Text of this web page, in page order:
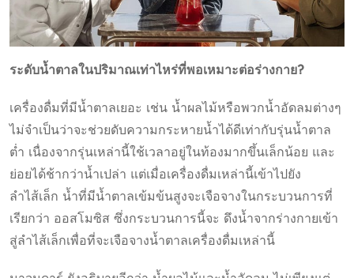
ระดับน้ำตาลในปริมาณเท่าไหร่ที่พอเหมาะต่อร่างกาย?
เครื่องดื่มที่มีน้ำตาลเยอะ เช่น น้ำผลไม้หรือพวกน้ำอัดลมต่างๆ
ไม่จำเป็นว่าจะช่วยดับความกระหายน้ำได้ดีเท่ากับรุ่นน้ำตาล
ต่ำ เนื่องจากรุ่นเหล่านี้ใช้เวลาอยู่ในท้องมากขึ้นเล็กน้อย และ
ย่อยได้ช้ากว่าน้ำเปล่า แต่เมื่อเครื่องดื่มเหล่านี้เข้าไปยัง
ลำไส้เล็ก น้ำที่มีน้ำตาลเข้มข้นสูงจะเจือจางในกระบวนการที่
เรียกว่า ออสโมซิส ซึ่งกระบวนการนี้จะ ดึงน้ำจากร่างกายเข้า
สู่ลำไส้เล็กเพื่อที่จะเจือจางน้ำตาลเครื่องดื่มเหล่านี้